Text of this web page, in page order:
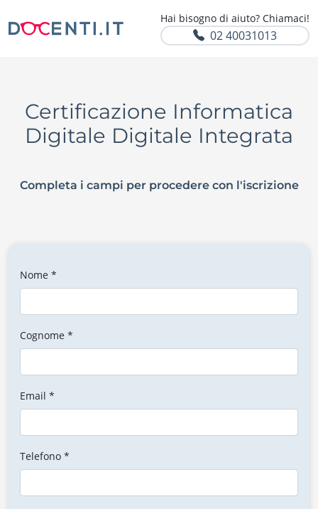
Hai bisogno di aiuto? Chiamaci!
02 40031013
Certificazione Informatica
Digitale Digitale Integrata
Completa i campi per procedere con l'iscrizione
Nome *
Cognome *
Email *
Telefono *